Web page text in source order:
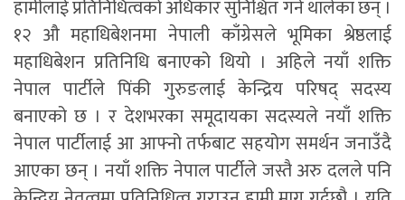
हामीलाई प्रतिनिधित्वको अधिकार सुनिश्चित गर्न थालेका छन् ।
१२ औ महाधिबेशनमा नेपाली काँग्रेसले भूमिका श्रेष्ठलाई
महाधिबेशन प्रतिनिधि बनाएको थियो । अहिले नयाँ शक्ति
नेपाल पार्टीले पिंकी गुरुङलाई केन्द्रिय परिषद् सदस्य
बनाएको छ । र देशभरका समूदायका सदस्यले नयाँ शक्ति
नेपाल पार्टीलाई आ आफ्नो तर्फबाट सहयोग समर्थन जनाउँदै
आएका छन् । नयाँ शक्ति नेपाल पार्टीले जस्तै अरु दलले पनि